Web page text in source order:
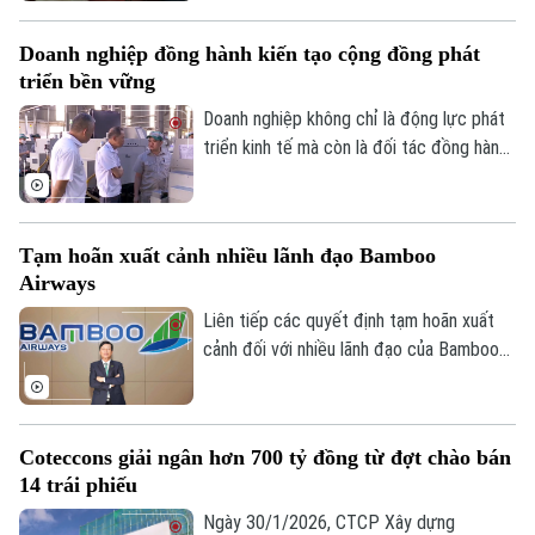
Đánh giá
Dinh dưỡng
Tư vấn sức khỏe
Bóng đá
Quần vợt
Golf
Giải trí
Tin tức
Sao
Thời trang
Âm nhạc
Đã phát sóng
ngành, nhằm xử lý hồ sơ tồn đọng, ngăn
nhân để vi phạm pháp luật.
Doanh nghiệp đồng hành kiến tạo cộng đồng phát
triển bền vững
Doanh nghiệp không chỉ là động lực phát
triển kinh tế mà còn là đối tác đồng hành
Lâm và Phúc Thịnh, nhiều doanh nghiệp đã
đồng hành cùng địa phương để hiện thực
hóa các mục tiêu của đề án.
Tạm hoãn xuất cảnh nhiều lãnh đạo Bamboo
Airways
Liên tiếp các quyết định tạm hoãn xuất
cảnh đối với nhiều lãnh đạo của Bamboo
nghiệp.
Coteccons giải ngân hơn 700 tỷ đồng từ đợt chào bán
14 trái phiếu
Ngày 30/1/2026, CTCP Xây dựng